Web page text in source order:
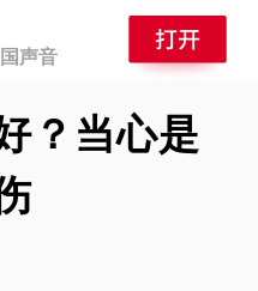
声音
？当心是